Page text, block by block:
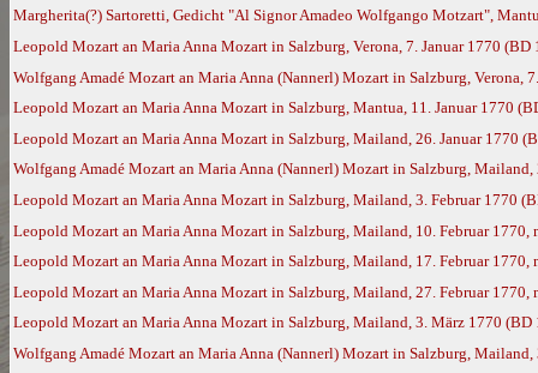
Margherita(?) Sartoretti, Gedicht "Al Signor Amadeo Wolfgango Motzart",
Leopold Mozart an Maria Anna Mozart in Salzburg, Verona, 7. Januar 1770 (BD
Wolfgang Amadé Mozart an Maria Anna (Nannerl) Mozart in Salzburg,
Leopold Mozart an Maria Anna Mozart in Salzburg, Mantua, 11. Januar 1770
Leopold Mozart an Maria Anna Mozart in Salzburg, Mailand, 26. Januar 1770
Wolfgang Amadé Mozart an Maria Anna (Nannerl) Mozart in Salzburg, Mailand,
Leopold Mozart an Maria Anna Mozart in Salzburg, Mailand, 3. Februar 1770
Leopold Mozart an Maria Anna Mozart in Salzburg, Mailand, 10. Februar
Leopold Mozart an Maria Anna Mozart in Salzburg, Mailand, 17. Februar
Leopold Mozart an Maria Anna Mozart in Salzburg, Mailand, 27. Februar
Leopold Mozart an Maria Anna Mozart in Salzburg, Mailand, 3. März 1770 (BD
Wolfgang Amadé Mozart an Maria Anna (Nannerl) Mozart in Salzburg,